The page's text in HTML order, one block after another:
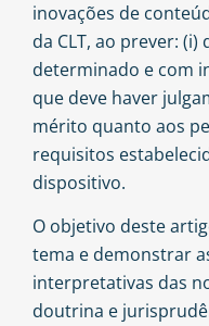
inovações de
da CLT, ao prever:
determinado e com
que deve haver
mérito quanto aos
requisitos
dispositivo.
O objetivo deste
tema e demonstrar
interpretativas das
doutrina e